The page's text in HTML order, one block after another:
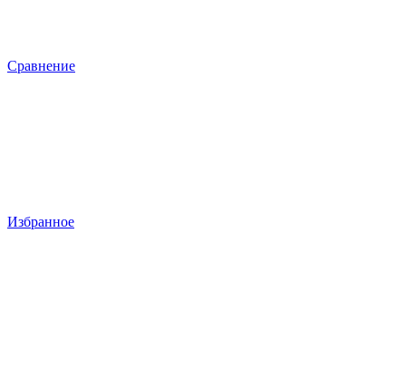
Сравнение
Избранное